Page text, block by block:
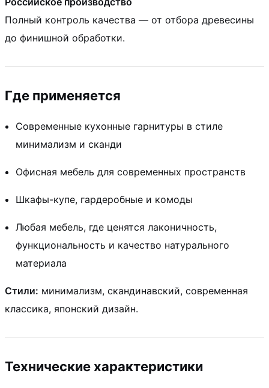
Полный контроль качества — от отбора древесины
до финишной обработки.
Где применяется
Современные кухонные гарнитуры в стиле
минимализм и сканди
Офисная мебель для современных пространств
Шкафы-купе, гардеробные и комоды
Любая мебель, где ценятся лаконичность,
функциональность и качество натурального
материала
Стили: минимализм, скандинавский, современная
классика, японский дизайн.
Технические характеристики